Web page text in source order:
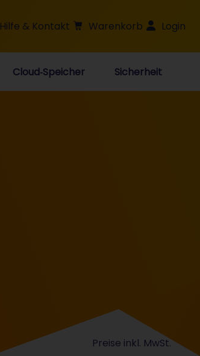
Hilfe & Kontakt Warenkorb Login
Cloud‑Speicher Sicherheit
Preise inkl. MwSt.